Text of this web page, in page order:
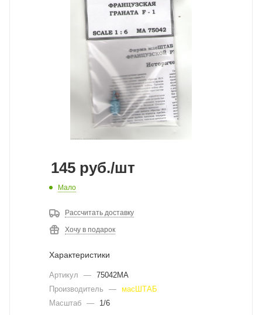
145 руб./шт
Мало
Рассчитать доставку
Хочу в подарок
Характеристики
Артикул — 75042MA
Производитель
— масШТАБ
Масштаб — 1/6